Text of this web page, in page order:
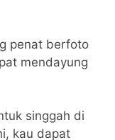
penat berfoto
mendayung
singgah di
kau dapat